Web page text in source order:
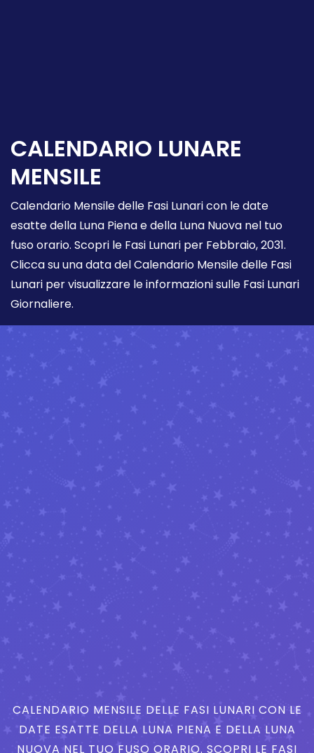
CALENDARIO LUNARE
MENSILE
Calendario Mensile delle Fasi Lunari con le date
esatte della Luna Piena e della Luna Nuova nel tuo
fuso orario. Scopri le Fasi Lunari per Febbraio, 2031.
Clicca su una data del Calendario Mensile delle Fasi
Lunari per visualizzare le informazioni sulle Fasi Lunari
Giornaliere.
CALENDARIO MENSILE DELLE FASI LUNARI CON LE
DATE ESATTE DELLA LUNA PIENA E DELLA LUNA
NUOVA NEL TUO FUSO ORARIO. SCOPRI LE FASI